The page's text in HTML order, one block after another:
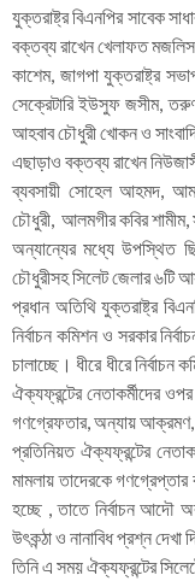
যুক্তরাষ্ট্র বিএনপির সাবেক
বক্তব্য রাখেন খেলাফত মজলিস
কাশেম, জাগপা যুক্তরাষ্ট্র
সেক্রেটারি ইউসুফ জসীম,
আহবাব চৌধুরী খোকন ও
এছাড়াও বক্তব্য রাখেন
ব্যবসায়ী সোহেল আহমদ,
চৌধুরী, আলমগীর কবির
অন্যান্যের মধ্যে উপস্থিত
চৌধুরীসহ সিলেট জেলার ৬টি
প্রধান অতিথি যুক্তরাষ্ট্র
নির্বাচন কমিশন ও সরকার
চালাচ্ছে। ধীরে ধীরে
ঐক্যফ্রন্টের নেতাকর্মীদের
গণগ্রেফতার, অন্যায়
প্রতিনিয়ত ঐক্যফ্রন্টের
মামলায় তাদেরকে গণগ্রেপ্তার
হচ্ছে , তাতে নির্বাচন আদৌ
উৎকন্ঠা ও নানাবিধ প্রশ্ন দেখা
তিনি এ সময় ঐক্যফ্রন্টের